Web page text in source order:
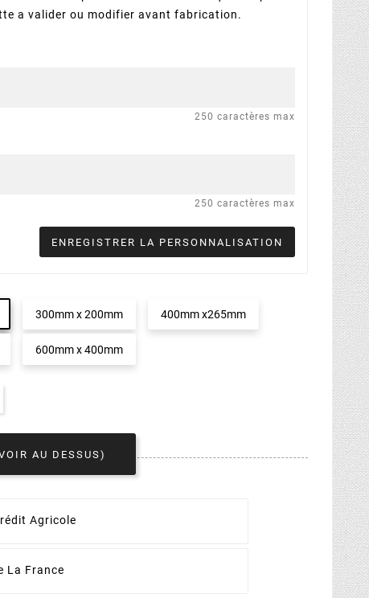
a valider ou modifier avant fabrication.
250 caractères max
250 caractères max
ENREGISTRER LA PERSONNALISATION
300mm x 200mm 400mm x265mm
600mm x 400mm
AU DESSUS)
Agricole
La France